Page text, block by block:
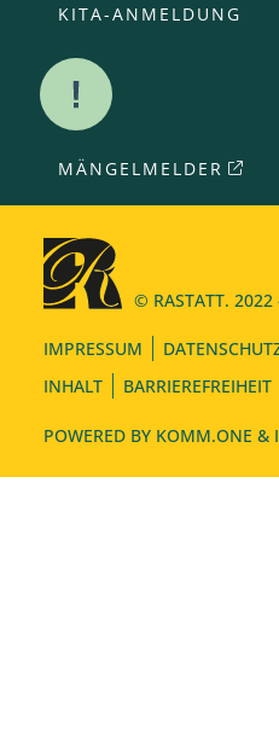
KITA-ANMELDUNG
MÄNGELMELDER
© RASTATT. 2022
IMPRESSUM
INHALT
BARRIEREFREIHEIT
POWERED BY KOMM.ONE &